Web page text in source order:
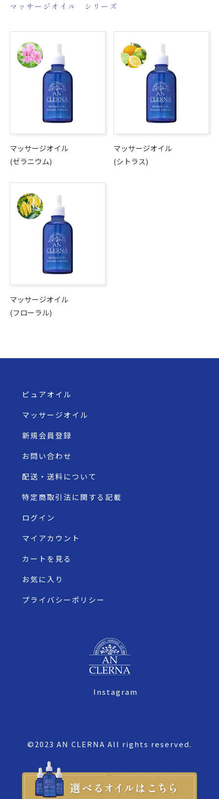
マッサージオイル シリーズ
マッサージオイル
(ゼラニウム)
マッサージオイル
(シトラス)
マッサージオイル
(フローラル)
ピュアオイル
マッサージオイル
新規会員登録
お問い合わせ
配送・送料について
特定商取引法に関する記載
ログイン
マイアカウント
カートを見る
お気に入り
プライバシーポリシー
Instagram
©2023 AN CLERNA All rights reserved.